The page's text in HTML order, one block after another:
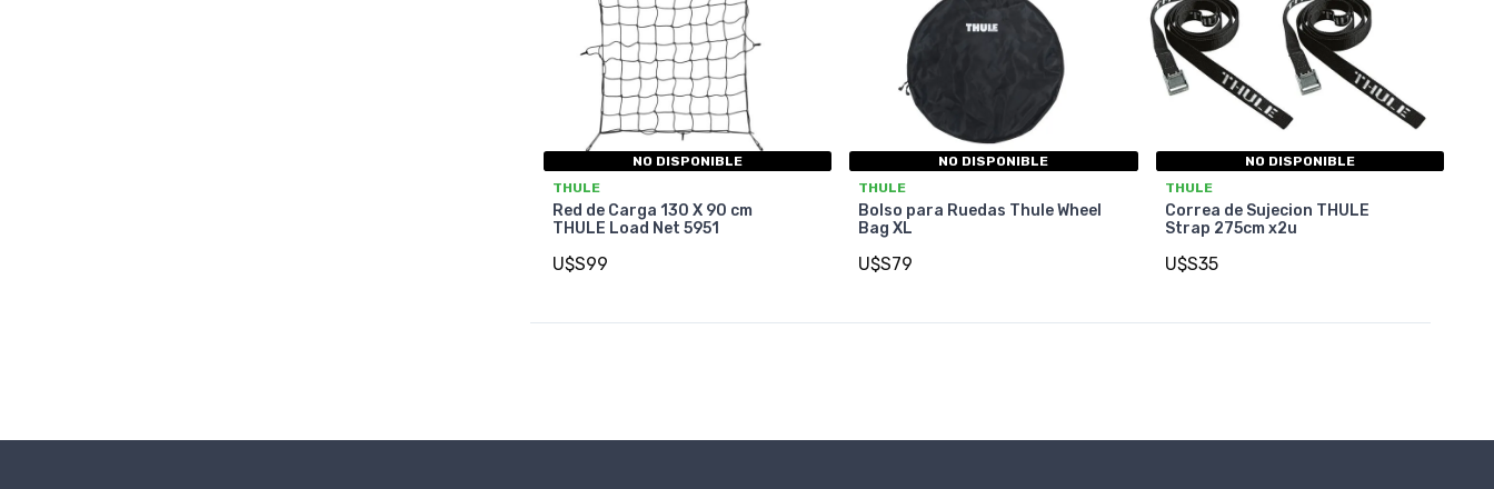
NO DISPONIBLE
THULE
Red de Carga 130 X 90 cm
THULE Load Net 5951
U$S99
NO DISPONIBLE
THULE
Bolso para Ruedas Thule Wheel
Bag XL
U$S79
NO DISPONIBLE
THULE
Correa de Sujecion THULE
Strap 275cm x2u
U$S35